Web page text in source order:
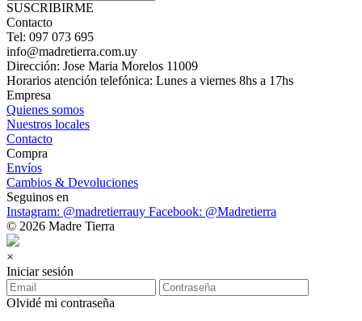
SUSCRIBIRME
Contacto
Tel: 097 073 695
info@madretierra.com.uy
Dirección: Jose Maria Morelos 11009
Horarios atención telefónica: Lunes a viernes 8hs a 17hs
Empresa
Quienes somos
Nuestros locales
Contacto
Compra
Envíos
Cambios & Devoluciones
Seguinos en
Instagram: @madretierrauy Facebook: @Madretierra
© 2026 Madre Tierra
×
Iniciar sesión
Olvidé mi contraseña